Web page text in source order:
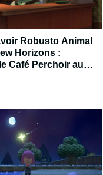
Robusto Animal
Horizons :
Café Perchoir au